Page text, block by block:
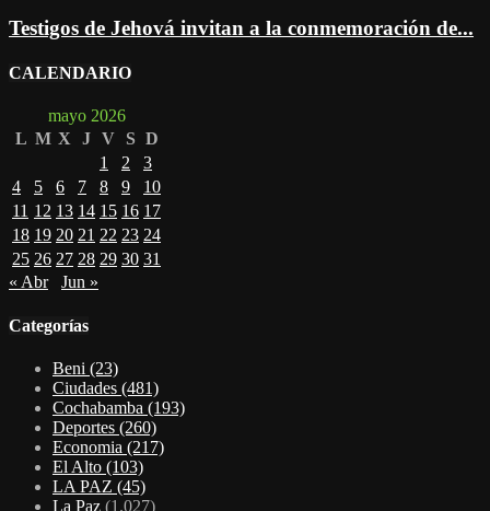
Testigos de Jehová invitan a la conmemoración de...
CALENDARIO
mayo 2026
L M X J V S D
1
2
3
4
5 6 7 8 9
10
11 12 13 14 15 16 17
18 19 20 21 22 23 24
25 26 27 28 29 30 31
« Abr
Jun »
Categorías
Beni (23)
Ciudades (481)
Cochabamba (193)
Deportes (260)
Economia (217)
El Alto (103)
LA PAZ (45)
La Paz (1.027)